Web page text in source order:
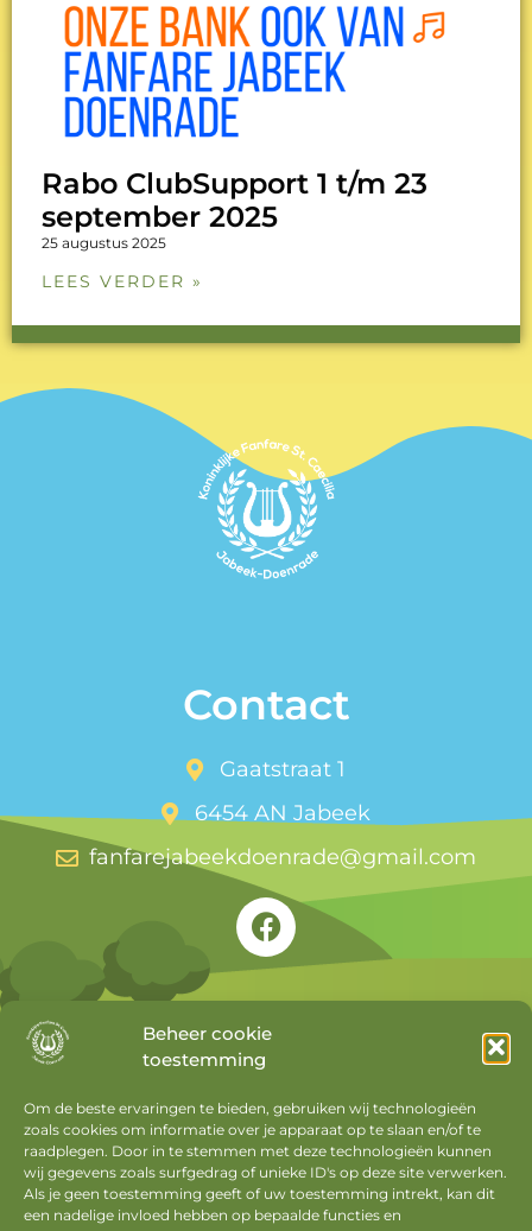
Beheer cookie
toestemming
Om de beste ervaringen te bieden, gebruiken wij technologieën
zoals cookies om informatie over je apparaat op te slaan en/of te
raadplegen. Door in te stemmen met deze technologieën kunnen
wij gegevens zoals surfgedrag of unieke ID's op deze site verwerken.
Als je geen toestemming geeft of uw toestemming intrekt, kan dit
een nadelige invloed hebben op bepaalde functies en
Rabo ClubSupport 1 t/m 23
september 2025
25 augustus 2025
LEES VERDER »
Contact
Gaatstraat 1
6454 AN Jabeek
fanfarejabeekdoenrade@gmail.com
Snel naar
Agenda
Nieuws
Privacyverklaring